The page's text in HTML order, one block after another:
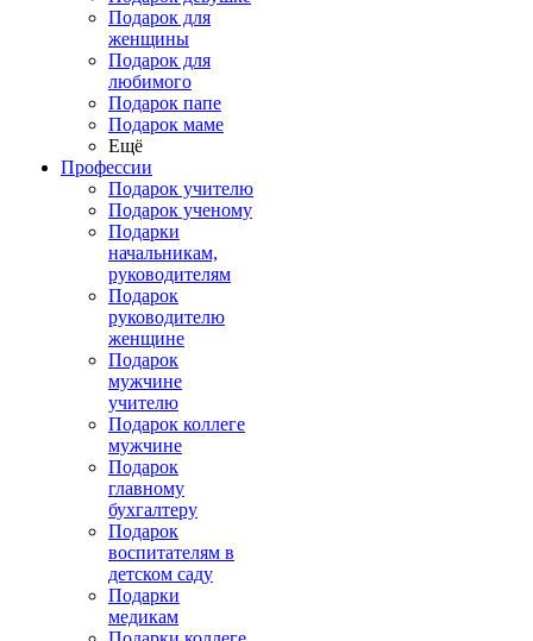
Подарок для
женщины
Подарок для
любимого
Подарок папе
Подарок маме
Ещё
Профессии
Подарок учителю
Подарок ученому
Подарки
начальникам,
руководителям
Подарок
руководителю
женщине
Подарок
мужчине
учителю
Подарок коллеге
мужчине
Подарок
главному
бухгалтеру
Подарок
воспитателям в
детском саду
Подарки
медикам